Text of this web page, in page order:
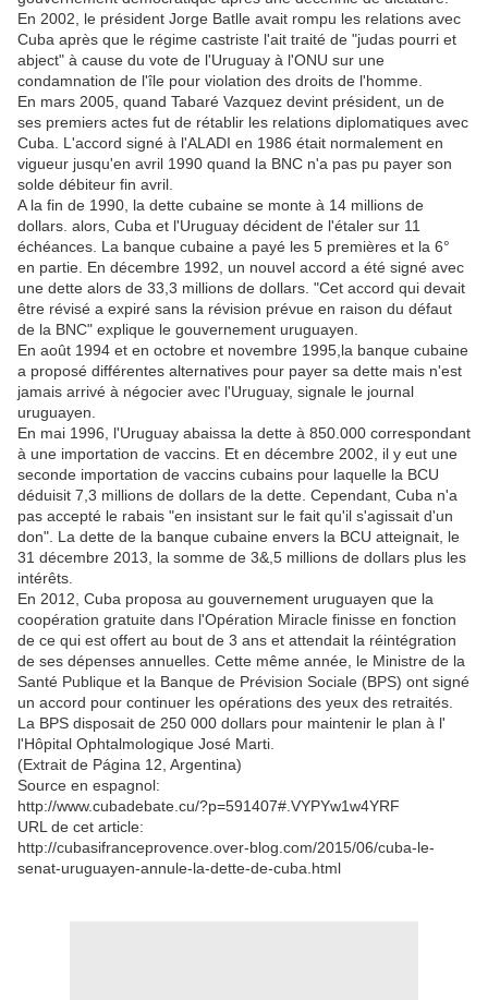
En 2002, le président Jorge Batlle avait rompu les relations avec
Cuba après que le régime castriste l'ait traité de "judas pourri et
abject" à cause du vote de l'Uruguay à l'ONU sur une
condamnation de l'île pour violation des droits de l'homme.
En mars 2005, quand Tabaré Vazquez devint président, un de
ses premiers actes fut de rétablir les relations diplomatiques avec
Cuba. L'accord signé à l'ALADI en 1986 était normalement en
vigueur jusqu'en avril 1990 quand la BNC n'a pas pu payer son
solde débiteur fin avril.
A la fin de 1990, la dette cubaine se monte à 14 millions de
dollars. alors, Cuba et l'Uruguay décident de l'étaler sur 11
échéances. La banque cubaine a payé les 5 premières et la 6°
en partie. En décembre 1992, un nouvel accord a été signé avec
une dette alors de 33,3 millions de dollars. "Cet accord qui devait
être révisé a expiré sans la révision prévue en raison du défaut
de la BNC" explique le gouvernement uruguayen.
En août 1994 et en octobre et novembre 1995,la banque cubaine
a proposé différentes alternatives pour payer sa dette mais n'est
jamais arrivé à négocier avec l'Uruguay, signale le journal
uruguayen.
En mai 1996, l'Uruguay abaissa la dette à 850.000 correspondant
à une importation de vaccins. Et en décembre 2002, il y eut une
seconde importation de vaccins cubains pour laquelle la BCU
déduisit 7,3 millions de dollars de la dette. Cependant, Cuba n'a
pas accepté le rabais "en insistant sur le fait qu'il s'agissait d'un
don". La dette de la banque cubaine envers la BCU atteignait, le
31 décembre 2013, la somme de 3&,5 millions de dollars plus les
intérêts.
En 2012, Cuba proposa au gouvernement uruguayen que la
coopération gratuite dans l'Opération Miracle finisse en fonction
de ce qui est offert au bout de 3 ans et attendait la réintégration
de ses dépenses annuelles. Cette même année, le Ministre de la
Santé Publique et la Banque de Prévision Sociale (BPS) ont signé
un accord pour continuer les opérations des yeux des retraités.
La BPS disposait de 250 000 dollars pour maintenir le plan à l'
l'Hôpital Ophtalmologique José Marti.
(Extrait de Página 12, Argentina)
Source en espagnol:
http://www.cubadebate.cu/?p=591407#.VYPYw1w4YRF
URL de cet article:
http://cubasifranceprovence.over-blog.com/2015/06/cuba-le-
senat-uruguayen-annule-la-dette-de-cuba.html